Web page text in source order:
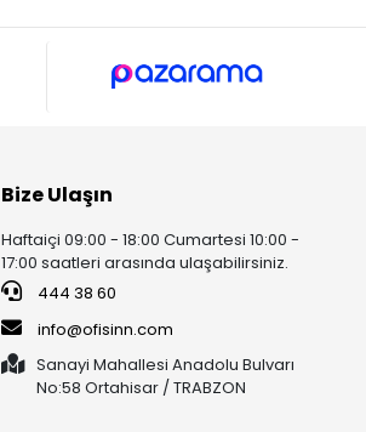
Bize Ulaşın
Haftaiçi 09:00 - 18:00 Cumartesi 10:00 -
17:00 saatleri arasında ulaşabilirsiniz.
444 38 60
info@ofisinn.com
Sanayi Mahallesi Anadolu Bulvarı
No:58 Ortahisar / TRABZON